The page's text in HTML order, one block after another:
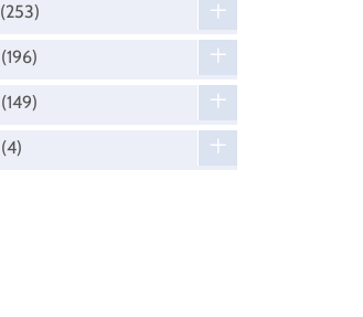
(253)
(196)
(149)
(4)